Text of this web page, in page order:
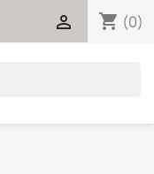
shopping_cart (0)
